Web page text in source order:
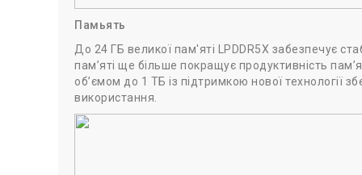
Памьять
До 24 ГБ великої пам'яті LPDDR5X забезпечує
пам’яті ще більше покращує продуктивність
об’ємом до 1 ТБ із підтримкою нової технології
використання.